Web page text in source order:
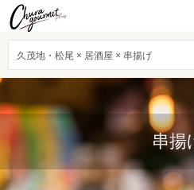
久茂地・松尾 × 居酒屋 × 串揚げ
串揚